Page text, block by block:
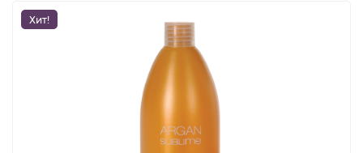
Хит!